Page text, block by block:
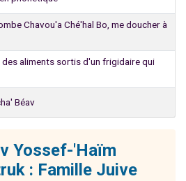
Chavou'a Ché'hal Bo, me doucher à
des aliments sortis d'un frigidaire qui
Béav
Yossef-'Haïm
: Famille Juive